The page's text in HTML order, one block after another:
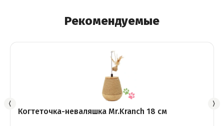
Рекомендуемые
Когтеточка-неваляшка Mr.Kranch 18 см